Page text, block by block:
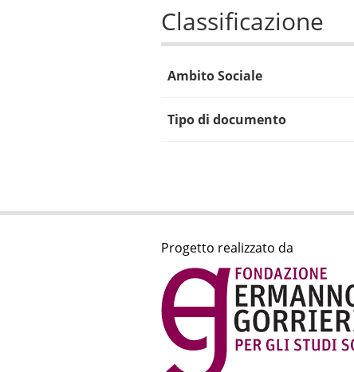
Classificazione
Ambito Sociale
Tipo di documento
Progetto realizzato da